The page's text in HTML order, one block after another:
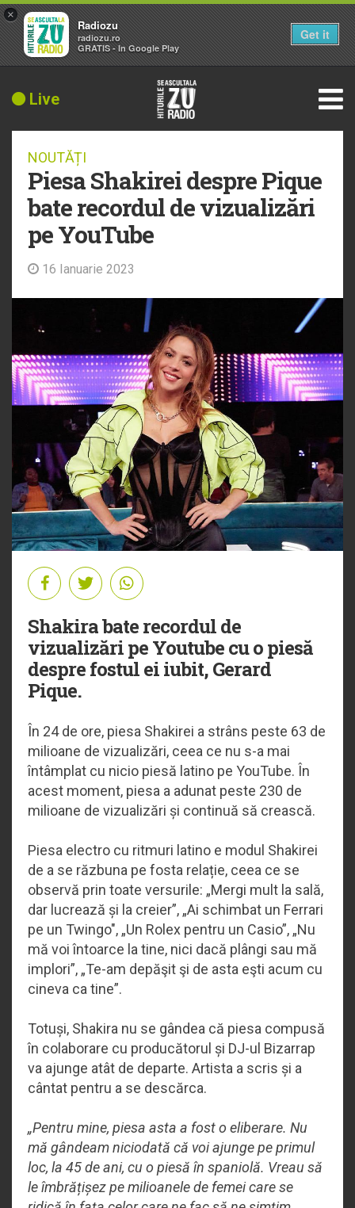
Live
NOUTĂȚI
Piesa Shakirei despre Pique
bate recordul de vizualizări
pe YouTube
16 Ianuarie 2023
Shakira bate recordul de
vizualizări pe Youtube cu o piesă
despre fostul ei iubit, Gerard
Pique.
În 24 de ore, piesa Shakirei a strâns peste 63 de
milioane de vizualizări, ceea ce nu s-a mai
întâmplat cu nicio piesă latino pe YouTube. În
acest moment, piesa a adunat peste 230 de
milioane de vizualizări și continuă să crească.
Piesa electro cu ritmuri latino e modul Shakirei
de a se răzbuna pe fosta relație, ceea ce se
observă prin toate versurile: „Mergi mult la sală,
dar lucrează și la creier”, „Ai schimbat un Ferrari
pe un Twingo", „Un Rolex pentru un Casio”, „Nu
mă voi întoarce la tine, nici dacă plângi sau mă
implori”, „Te-am depăşit şi de asta eşti acum cu
cineva ca tine”.
Totuși, Shakira nu se gândea că piesa compusă
în colaborare cu producătorul și DJ-ul Bizarrap
va ajunge atât de departe. Artista a scris și a
cântat pentru a se descărca.
„Pentru mine, piesa asta a fost o eliberare. Nu
mă gândeam niciodată că voi ajunge pe primul
loc, la 45 de ani, cu o piesă în spaniolă. Vreau să
le îmbrățișez pe milioanele de femei care se
×
Radiozu
radiozu.ro
GRATIS - In Google Play
Get it